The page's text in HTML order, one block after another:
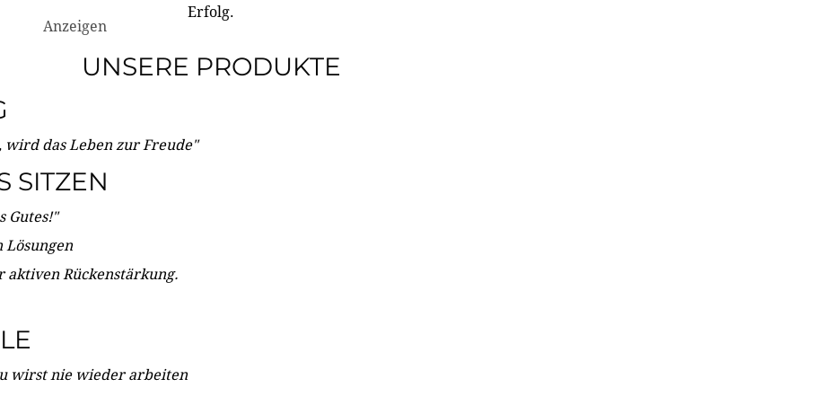
Erfolg.
Anzeigen
UNSERE PRODUKTE
das Leben zur Freude"
SITZEN
Gutes!"
Lösungen
aktiven Rückenstärkung.
wirst nie wieder arbeiten